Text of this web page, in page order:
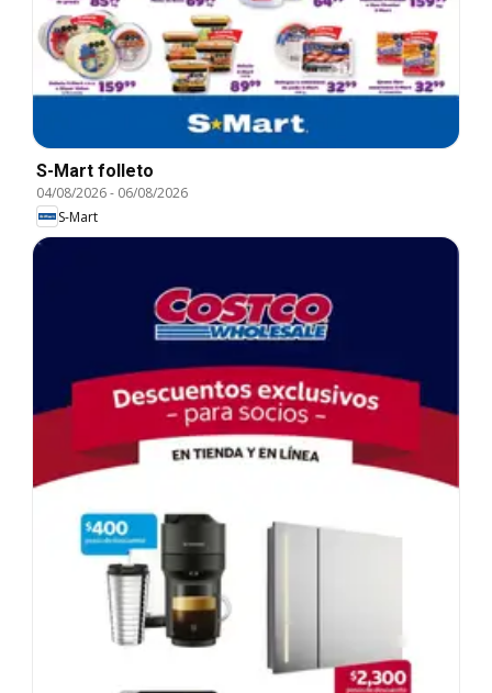
S-Mart folleto
04/08/2026- 06/08/2026
S-Mart